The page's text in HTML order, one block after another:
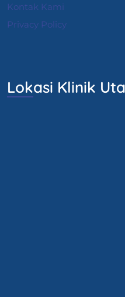
Kontak Kami
Privacy Policy
Lokasi Klinik